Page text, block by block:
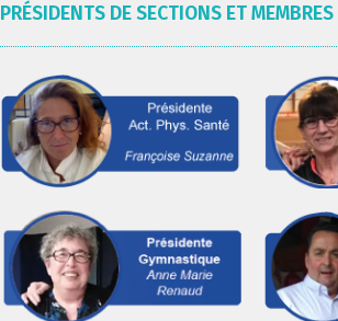
PRÉSIDENTS DE SECTIONS ET